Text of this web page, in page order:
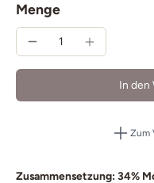
Menge
In den
Zum
Zusammensetzung: 34%